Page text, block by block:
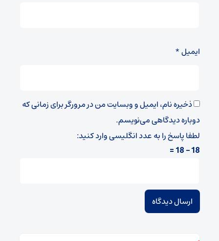
ایمیل*
ذخیره نام، ایمیل و وبسایت من در مرورگر برای زمانی که
دوباره دیدگاهی می‌نویسم.
لطفا پاسخ را به عدد انگلیسی وارد کنید:
18 − 18 =